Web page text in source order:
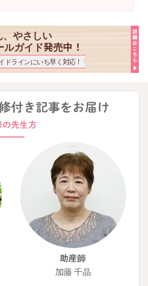
、やさしい
ガイド発売中！
ドラインにいち早く対応！
助産師
加藤 千晶